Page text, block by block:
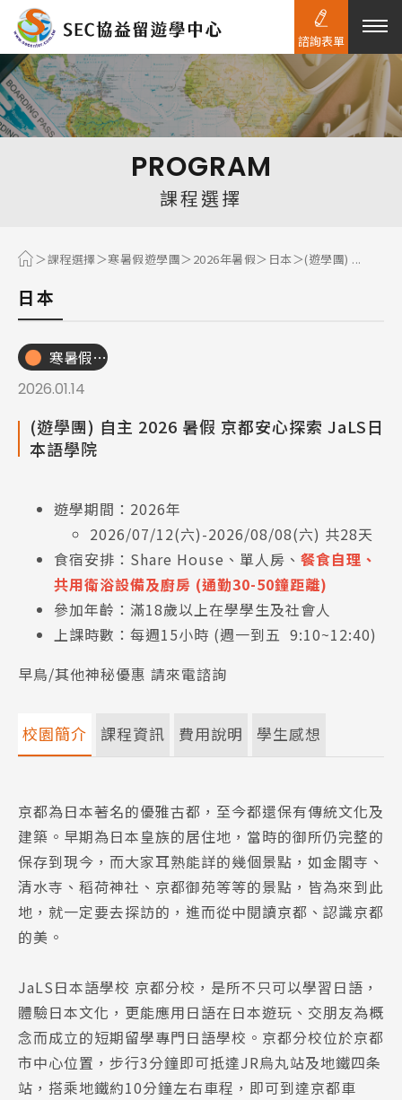
熱門搜尋：
PROGRAM
課程選擇
課程選擇 寒暑假遊學團 2026年暑假 日本 (遊學團) ...
日本
寒暑假遊學團
2026.01.14
(遊學團) 自主 2026 暑假 京都安心探索 JaLS日
本語學院
遊學期間：2026年
2026/07/12(六)-2026/08/08(六) 共28天
食宿安排：Share House、單人房、 餐食自理、
共用衛浴設備及廚房 (通勤30-50鐘距離)
參加年齡：滿18歲以上在學學生及社會人
上課時數：每週15小時 (週一到五 9:10~12:40)
早鳥/其他神秘優惠 請來電諮詢
校園簡介
京都為日本著名的優雅古都，至今都還保有傳統文化及
建築。早期為日本皇族的居住地，當時的御所仍完整的
保存到現今，而大家耳熟能詳的幾個景點，如金閣寺、
清水寺、稻荷神社、京都御苑等等的景點，皆為來到此
地，就一定要去探訪的，進而從中閱讀京都、認識京都
的美。
JaLS日本語學校 京都分校，是所不只可以學習日語，
體驗日本文化，更能應用日語在日本遊玩、交朋友為概
念而成立的短期留學專門日語學校。京都分校位於京都
市中心位置，步行3分鐘即可抵達JR烏丸站及地鐵四条
站，搭乘地鐵約10分鐘左右車程，即可到達京都車
課程資訊 費用說明 學生感想
諮詢表單